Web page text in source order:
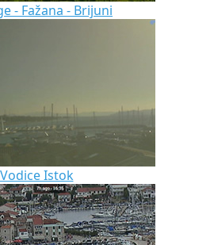
- Fažana - Brijuni
Vodice Istok